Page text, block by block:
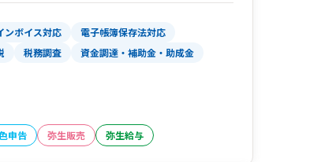
ンボイス対応
電子帳簿保存法対応
税務調査
資金調達・補助金・助成金
申告 弥生販売 弥生給与